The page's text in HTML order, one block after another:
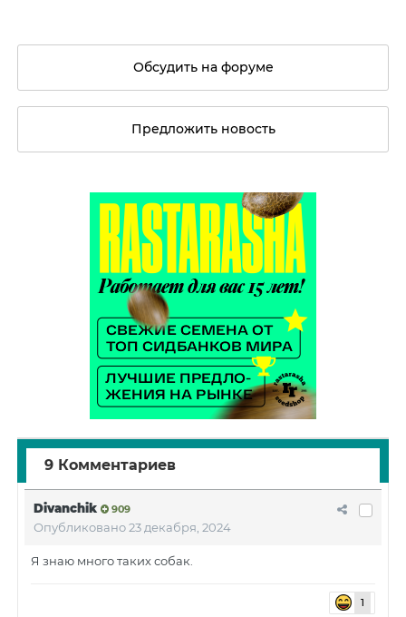
Обсудить на форуме
Предложить новость
9 Комментариев
Divanchik 909
Опубликовано23 декабря, 2024
Я знаю много таких собак.
1